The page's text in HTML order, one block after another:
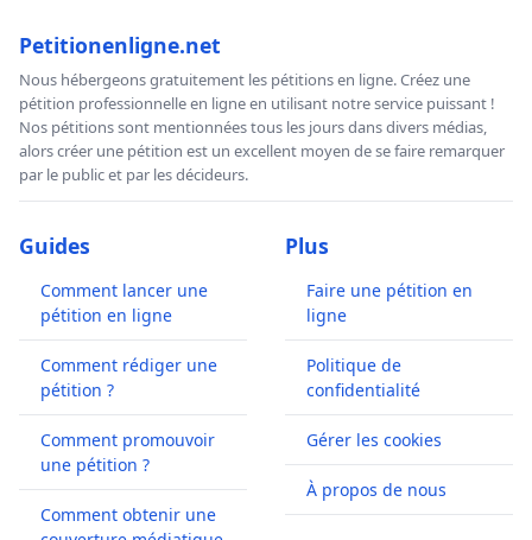
Petitionenligne.net
Nous hébergeons gratuitement les pétitions en ligne. Créez une
pétition professionnelle en ligne en utilisant notre service puissant !
Nos pétitions sont mentionnées tous les jours dans divers médias,
alors créer une pétition est un excellent moyen de se faire remarquer
par le public et par les décideurs.
Guides
Comment lancer une
pétition en ligne
Comment rédiger une
pétition ?
Comment promouvoir
une pétition ?
Comment obtenir une
Plus
Faire une pétition en
ligne
Politique de
confidentialité
Gérer les cookies
À propos de nous